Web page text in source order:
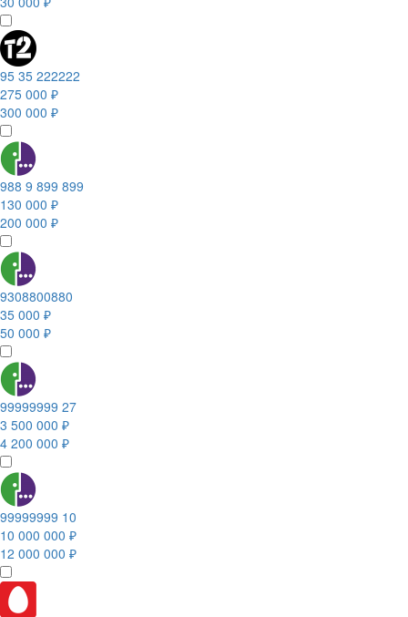
95 35 222222
275 000 ₽
300 000 ₽
988 9 899 899
130 000 ₽
200 000 ₽
9308800880
35 000 ₽
50 000 ₽
99999999 27
3 500 000 ₽
4 200 000 ₽
99999999 10
10 000 000 ₽
12 000 000 ₽